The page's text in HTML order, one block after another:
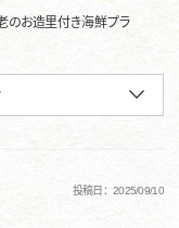
のお造里付き海鮮プラ
投稿日：2025/09/10